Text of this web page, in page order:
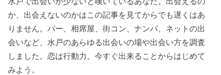
か、出会えないのかはこの記事を見てからでも遅くはあ
りません。バー、相席屋、街コン、ナンパ、ネットの出
会いなど、水戸のあらゆる出会いの場や出会い方を調査
しました。恋は行動力。今すぐ出来ることからはじめて
みよう。